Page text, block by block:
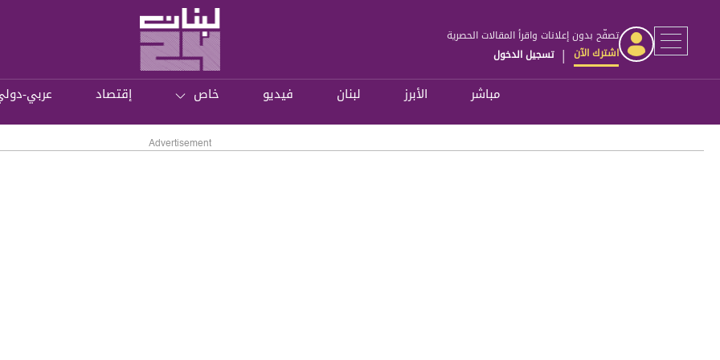
تصفّح بدون إعلانات واقرأ المقالات الحصرية
اشترك الآن | تسجيل الدخول
مباشر الأبرز لبنان فيديو خاص إقتصاد عربي-
Advertisement